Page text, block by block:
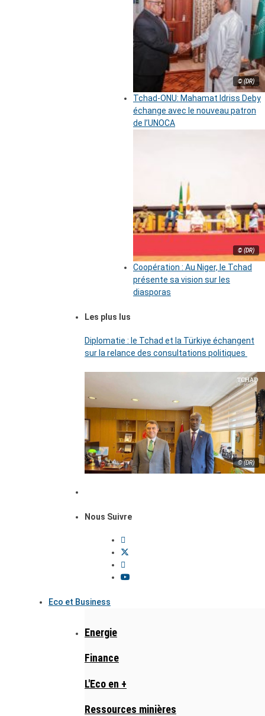
© (DR)
Tchad-ONU: Mahamat Idriss Deby
échange avec le nouveau patron
de l’UNOCA
© (DR)
Coopération : Au Niger, le Tchad
présente sa vision sur les
diasporas
Les plus lus
Diplomatie : le Tchad et la Türkiye échangent
sur la relance des consultations politiques
© (DR)
Nous Suivre
Eco et Business
Energie
Finance
L'Eco en +
Ressources minières